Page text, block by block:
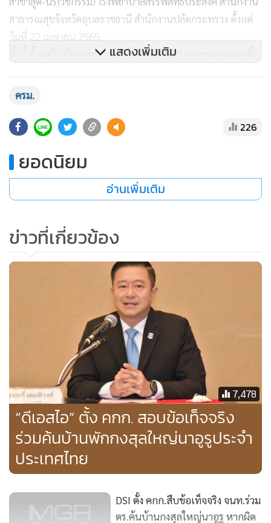
สาธารณสุขจังหวัดอุบลราชธานี สำนักงานปลัดกระทรวง ตั้งแต่
วันที่ 22 เมษายน 2565
ทั้งนี้ ตั้งแต่วันที่ทรงพระกรุณาโปรดเกล้าโปรดกระหม่อมแต่งตั้ง
วิชาการระดับทรงคุณวุฒิ (สำนักงานป้องกันและปราบปรามการ
คณะรัฐมนตรีมีมติอนุมัติตามที่รองนายกรัฐมนตรี (นายวิษณุ
เครืองาม) เสนอแต่งตั้ง นายนพดล อุเทน ผู้อำนวยการกองข่าว
กรองทางการเงิน สำนักงานป้องกันและปราบปรามการฟอกเงิน
ป้องกันและปราบปรามการฟอกเงิน (นิติกรทรงคุณวุฒิ)
สำนักงานป้องกันและปราบปรามการฟอกเงิน ตั้งแต่วันที่ 6
กันยายน 2565 ซึ่งเป็นวันที่มีคุณสมบัติครบถ้วนสมบูรณ์ ทั้งนี้
ตั้งแต่วันที่ทรงพระกรุณาโปรดเกล้าโปรดกระหม่อมแต่งตั้ง
แสดงเพิ่มเติม
ครม.
226
ยอดนิยม
อ่านเพิ่มเติม
ข่าวที่เกี่ยวข้อง
7,478
“ดีเอสไอ” ตั้ง คกก. สอบข้อเท็จจริง
ร่วมค้นบ้านพักกงสุลใหญ่นาอูรูประจำ
ประเทศไทย
DSI ตั้ง คกก.สืบข้อเท็จจริง จนท.ร่วม
ตร.ค้นบ้านกงสุลใหญ่นาอูรู หากผิด